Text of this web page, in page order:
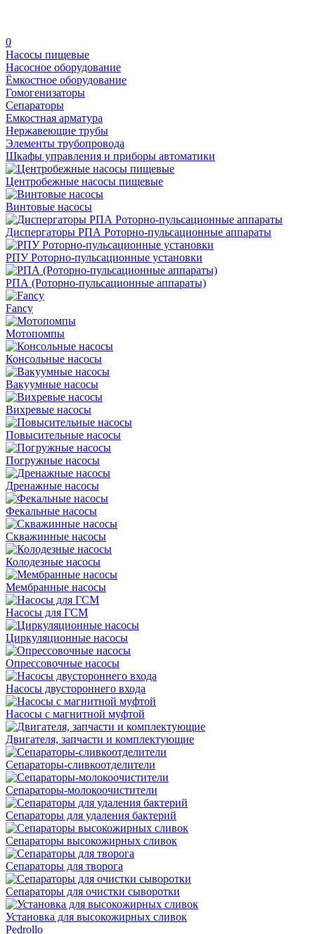
0
Насосы пищевые
Насосное оборудование
Ёмкостное оборудование
Гомогенизаторы
Сепараторы
Емкостная арматура
Нержавеющие трубы
Элементы трубопровода
Шкафы управления и приборы автоматики
Центробежные насосы пищевые
Винтовые насосы
Диспергаторы РПА Роторно-пульсационные аппараты
РПУ Роторно-пульсационные установки
РПА (Роторно-пульсационные аппараты)
Fancy
Мотопомпы
Консольные насосы
Вакуумные насосы
Вихревые насосы
Повысительные насосы
Погружные насосы
Дренажные насосы
Фекальные насосы
Скважинные насосы
Колодезные насосы
Мембранные насосы
Насосы для ГСМ
Циркуляционные насосы
Опрессовочные насосы
Насосы двустороннего входа
Насосы с магнитной муфтой
Двигателя, запчасти и комплектующие
Сепараторы-сливкоотделители
Сепараторы-молокоочистители
Сепараторы для удаления бактерий
Сепараторы высокожирных сливок
Сепараторы для творога
Сепараторы для очистки сыворотки
Установка для высокожирных сливок
Pedrollo